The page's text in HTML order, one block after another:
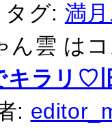
タグ: 満
ん雲 は
キラリ♡
: